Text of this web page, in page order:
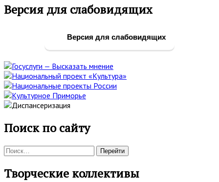
Основная
Версия для слабовидящих
Версия для слабовидящих
Поиск по сайту
Поиск:
Творческие коллективы